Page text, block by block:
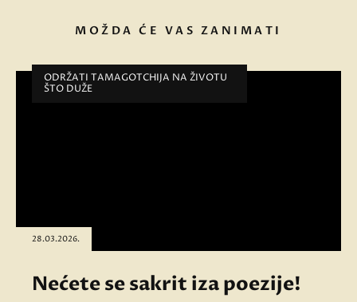
MOŽDA ĆE VAS ZANIMATI
ODRŽATI TAMAGOTCHIJA NA ŽIVOTU
ŠTO DUŽE
28.03.2026.
Nećete se sakrit iza poezije!